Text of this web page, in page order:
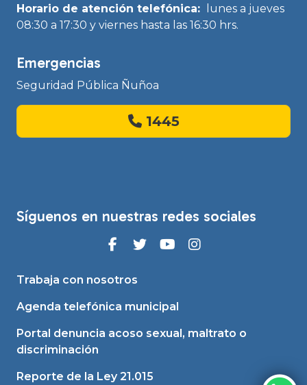
Horario de atención telefónica:
lunes a jueves
08:30 a 17:30 y viernes hasta las 16:30 hrs.
Emergencias
Seguridad Pública Ñuñoa
1445
Síguenos en nuestras redes sociales
Trabaja con nosotros
Agenda telefónica municipal
Portal denuncia acoso sexual, maltrato o
discriminación
Reporte de la Ley 21.015